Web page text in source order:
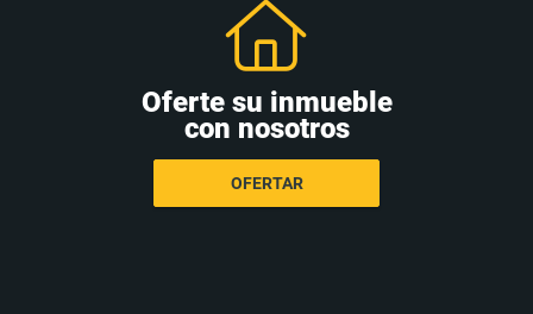
Oferte su inmueble
con nosotros
OFERTAR